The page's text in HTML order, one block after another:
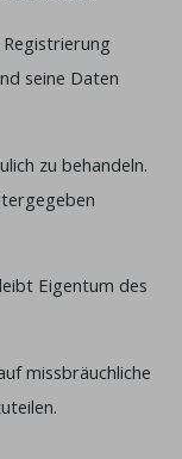
seine Daten
zu behandeln.
Eigentum des
missbräuchliche